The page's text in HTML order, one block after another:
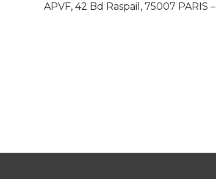
APVF, 42 Bd Raspail, 75007 PARIS –